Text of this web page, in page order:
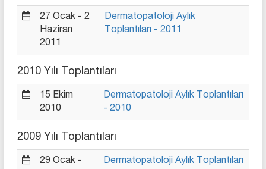
27 Ocak - 2
Haziran
2011
Dermatopatoloji Aylık
Toplantıları - 2011
2010 Yılı Toplantıları
15 Ekim
2010
Dermatopatoloji Aylık Toplantıları
- 2010
2009 Yılı Toplantıları
29 Ocak -
Dermatopatoloji Aylık Toplantıları